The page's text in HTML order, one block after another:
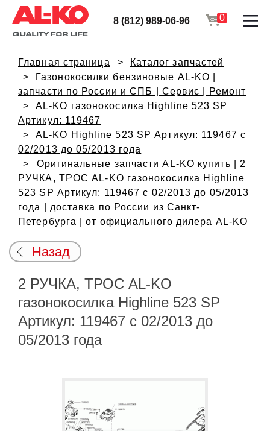
8 (812) 989-06-96 0
Главная страница
Каталог запчастей
Газонокосилки бензиновые AL-KO |
запчасти по России и СПБ | Сервис | Ремонт
AL-KO газонокосилка Highline 523 SP
Артикул: 119467
AL-KO Highline 523 SP Артикул: 119467 с
02/2013 до 05/2013 года
Оригинальные запчасти AL-KO купить | 2
РУЧКА, ТРОС AL-KO газонокосилка Highline
523 SP Артикул: 119467 с 02/2013 до 05/2013
года | доставка по России из Санкт-
Петербурга | от официального дилера AL-KO
Назад
2 РУЧКА, ТРОС AL-KO
газонокосилка Highline 523 SP
Артикул: 119467 с 02/2013 до
05/2013 года